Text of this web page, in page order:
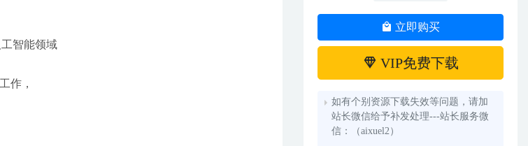
智能领域
作，
立即购买
VIP免费下载
如有个别资源下载失效等问题，请加
站长微信给予补发处理---站长服务微
信：（aixuel2）